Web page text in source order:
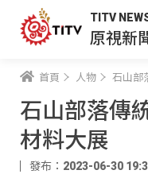
TITV
原視新
首頁 人物 石山部
石山部落傳
材料大展
發布：2023-06-30